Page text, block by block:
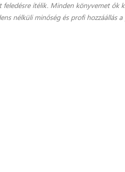
ítélik. Minden könyvemet ők
nélküli minőség és profi